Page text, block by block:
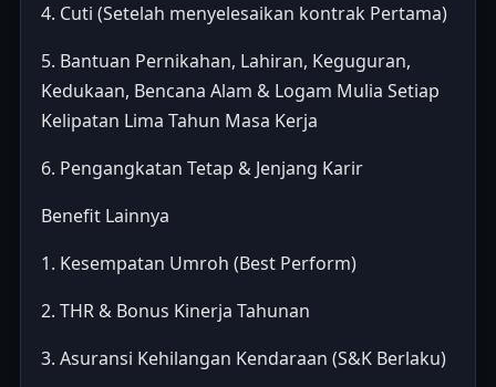
4. Cuti (Setelah menyelesaikan kontrak Pertama)
5. Bantuan Pernikahan, Lahiran, Keguguran,
Kedukaan, Bencana Alam & Logam Mulia Setiap
Kelipatan Lima Tahun Masa Kerja
6. Pengangkatan Tetap & Jenjang Karir
Benefit Lainnya
1. Kesempatan Umroh (Best Perform)
2. THR & Bonus Kinerja Tahunan
3. Asuransi Kehilangan Kendaraan (S&K Berlaku)